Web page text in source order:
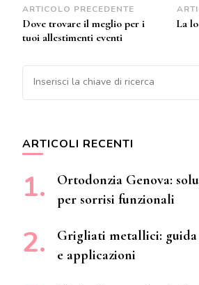
Navigazione
articoli
ARTICOLO PRECEDENTE
Dove trovare il meglio per i
tuoi allestimenti eventi
La
Cerchi qualcosa?
ARTICOLI RECENTI
Ortodonzia Genova:
per sorrisi funzionali
Grigliati metallici: guida
e applicazioni